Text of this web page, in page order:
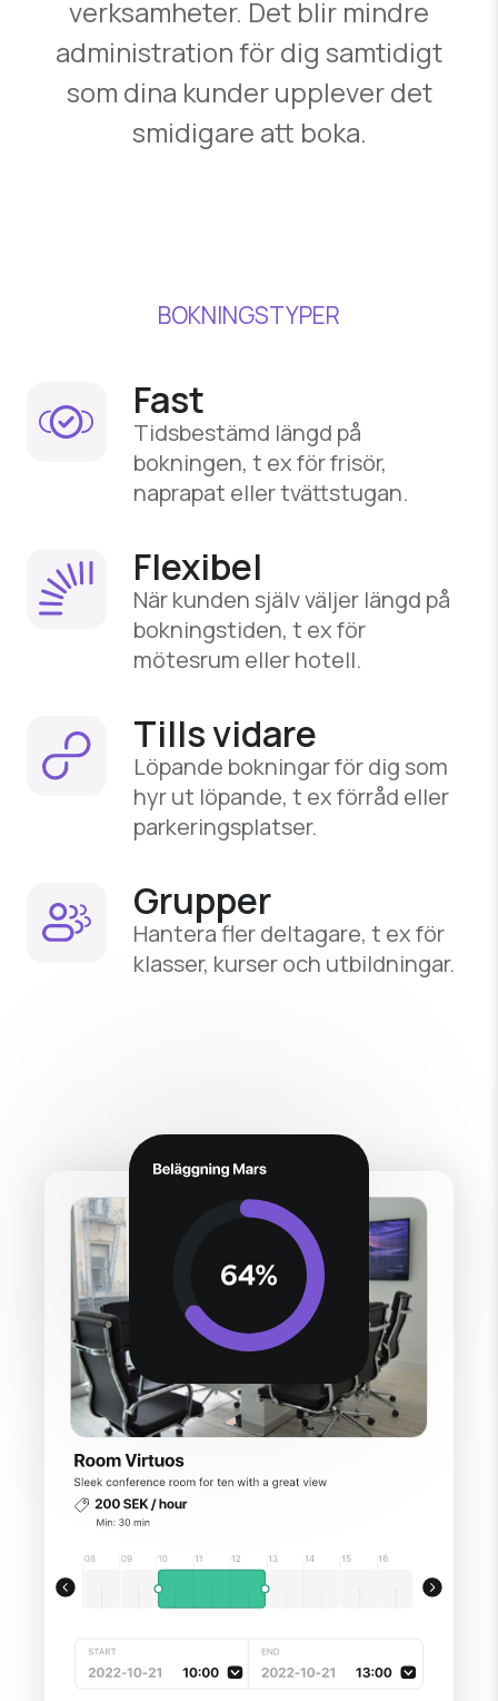
verksamheter. Det blir mindre
administration för dig samtidigt
som dina kunder upplever det
smidigare att boka.
BOKNINGSTYPER
Fast
Tidsbestämd längd på
bokningen, t ex för frisör,
naprapat eller tvättstugan.
Flexibel
När kunden själv väljer längd på
bokningstiden, t ex för
mötesrum eller hotell.
Tills vidare
Löpande bokningar för dig som
hyr ut löpande, t ex förråd eller
parkeringsplatser.
Grupper
Hantera fler deltagare, t ex för
klasser, kurser och utbildningar.